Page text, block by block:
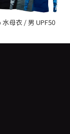
母衣 / 男 UPF50